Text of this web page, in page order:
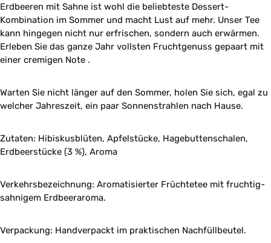
Erdbeeren mit Sahne ist wohl die beliebteste Dessert-
Kombination im Sommer und macht Lust auf mehr. Unser Tee
kann hingegen nicht nur erfrischen, sondern auch erwärmen.
Erleben Sie das ganze Jahr vollsten Fruchtgenuss gepaart mit
einer cremigen Note .
Warten Sie nicht länger auf den Sommer, holen Sie sich, egal zu
welcher Jahreszeit, ein paar Sonnenstrahlen nach Hause.
Zutaten: Hibiskusblüten, Apfelstücke, Hagebuttenschalen,
Erdbeerstücke (3 %), Aroma
Verkehrsbezeichnung: Aromatisierter Früchtetee mit fruchtig-
sahnigem Erdbeeraroma.
Verpackung: Handverpackt im praktischen Nachfüllbeutel.